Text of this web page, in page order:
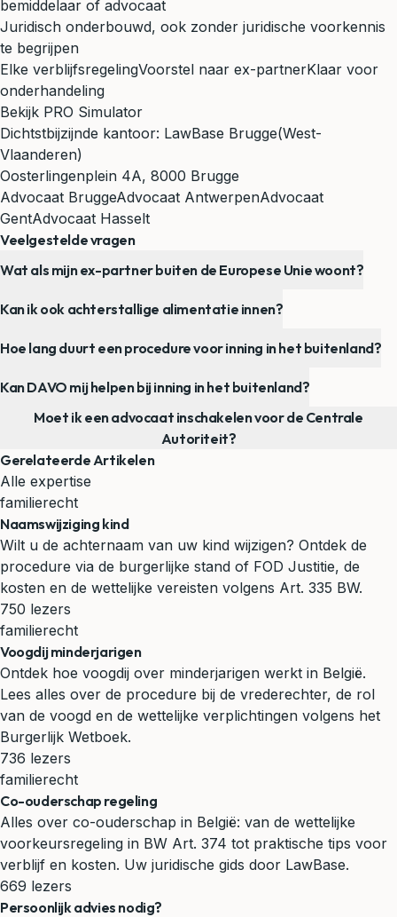
bemiddelaar of advocaat
Juridisch onderbouwd, ook zonder juridische voorkennis
te begrijpen
Elke verblijfsregelingVoorstel naar ex-partnerKlaar voor
onderhandeling
Bekijk PRO Simulator
Dichtstbijzijnde kantoor: LawBase Brugge(West-
Vlaanderen)
Oosterlingenplein 4A, 8000 Brugge
Advocaat BruggeAdvocaat AntwerpenAdvocaat
GentAdvocaat Hasselt
Veelgestelde vragen
Wat als mijn ex-partner buiten de Europese Unie woont?
Kan ik ook achterstallige alimentatie innen?
Hoe lang duurt een procedure voor inning in het buitenland?
Kan DAVO mij helpen bij inning in het buitenland?
Moet ik een advocaat inschakelen voor de Centrale
Autoriteit?
Gerelateerde Artikelen
Alle expertise
familierecht
Naamswijziging kind
Wilt u de achternaam van uw kind wijzigen? Ontdek de
procedure via de burgerlijke stand of FOD Justitie, de
kosten en de wettelijke vereisten volgens Art. 335 BW.
750 lezers
familierecht
Voogdij minderjarigen
Ontdek hoe voogdij over minderjarigen werkt in België.
Lees alles over de procedure bij de vrederechter, de rol
van de voogd en de wettelijke verplichtingen volgens het
Burgerlijk Wetboek.
736 lezers
familierecht
Co-ouderschap regeling
Alles over co-ouderschap in België: van de wettelijke
voorkeursregeling in BW Art. 374 tot praktische tips voor
verblijf en kosten. Uw juridische gids door LawBase.
669 lezers
Persoonlijk advies nodig?